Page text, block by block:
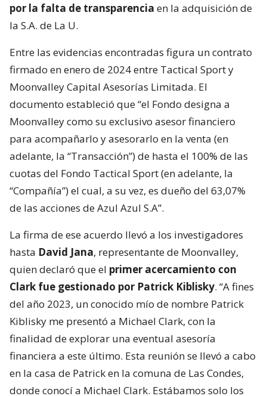
por la falta de transparencia en la adquisición de
la S.A. de La U.
Entre las evidencias encontradas figura un contrato
firmado en enero de 2024 entre Tactical Sport y
Moonvalley Capital Asesorías Limitada. El
documento estableció que “el Fondo designa a
Moonvalley como su exclusivo asesor financiero
para acompañarlo y asesorarlo en la venta (en
adelante, la “Transacción”) de hasta el 100% de las
cuotas del Fondo Tactical Sport (en adelante, la
“Compañía”) el cual, a su vez, es dueño del 63,07%
de las acciones de Azul Azul S.A”.
La firma de ese acuerdo llevó a los investigadores
hasta David Jana, representante de Moonvalley,
quien declaró que el primer acercamiento con
Clark fue gestionado por Patrick Kiblisky. “A fines
del año 2023, un conocido mío de nombre Patrick
Kiblisky me presentó a Michael Clark, con la
finalidad de explorar una eventual asesoría
financiera a este último. Esta reunión se llevó a cabo
en la casa de Patrick en la comuna de Las Condes,
donde conocí a Michael Clark. Estábamos solo los